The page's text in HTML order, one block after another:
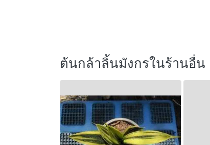
ต้นกล้าลิ้นมังกรในร้านอื่น